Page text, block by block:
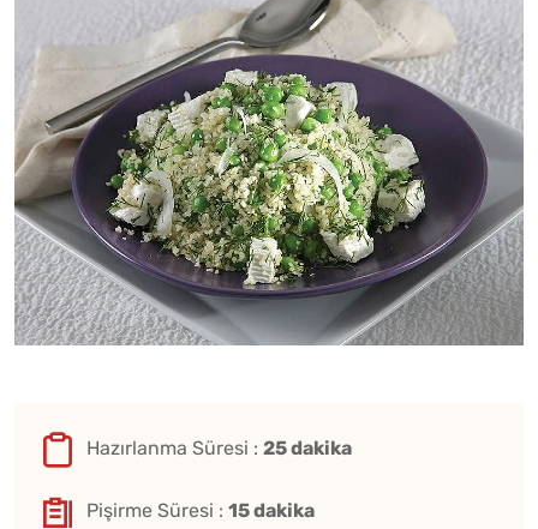
Hazırlanma Süresi : 25 dakika
Pişirme Süresi : 15 dakika